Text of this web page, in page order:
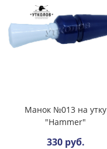
Манок №013 на утку
"Hammer"
330 руб.